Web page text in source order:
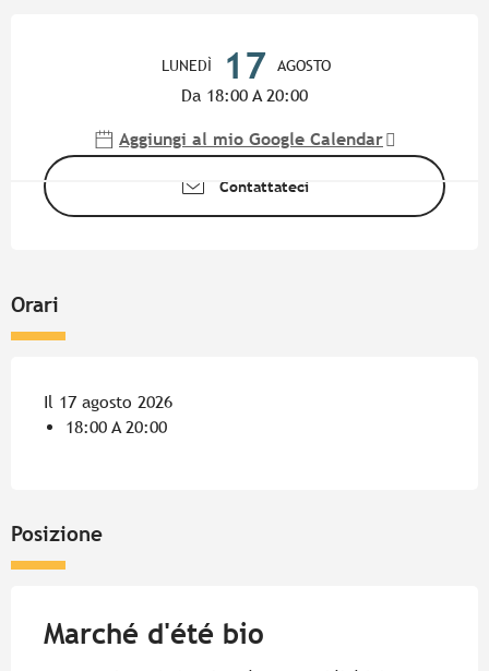
LUNEDÌ 17 AGOSTO
Da 18:00 A 20:00
Aggiungi al mio Google Calendar
Contattateci
Orari
Il 17 agosto 2026
18:00 A 20:00
Posizione
Marché d'été bio